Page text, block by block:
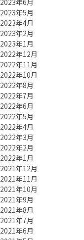
2023年6月
2023年5月
2023年4月
2023年2月
2023年1月
2022年12月
2022年11月
2022年10月
2022年8月
2022年7月
2022年6月
2022年5月
2022年4月
2022年3月
2022年2月
2022年1月
2021年12月
2021年11月
2021年10月
2021年9月
2021年8月
2021年7月
2021年6月